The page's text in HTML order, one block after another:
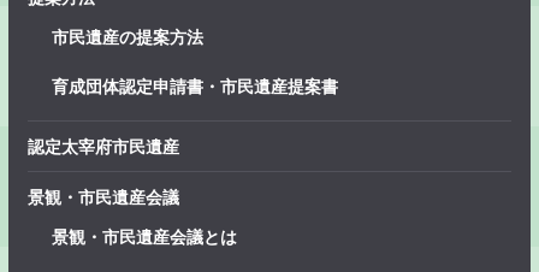
市民遺産の提案方法
育成団体認定申請書・市民遺産提案書
認定太宰府市民遺産
景観・市民遺産会議
景観・市民遺産会議とは